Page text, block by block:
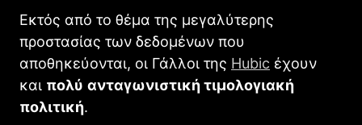
Εκτός από το θέμα της μεγαλύτερης
προστασίας των δεδομένων που
αποθηκεύονται, οι Γάλλοι της Hubic έχουν
και πολύ ανταγωνιστική τιμολογιακή
πολιτική.